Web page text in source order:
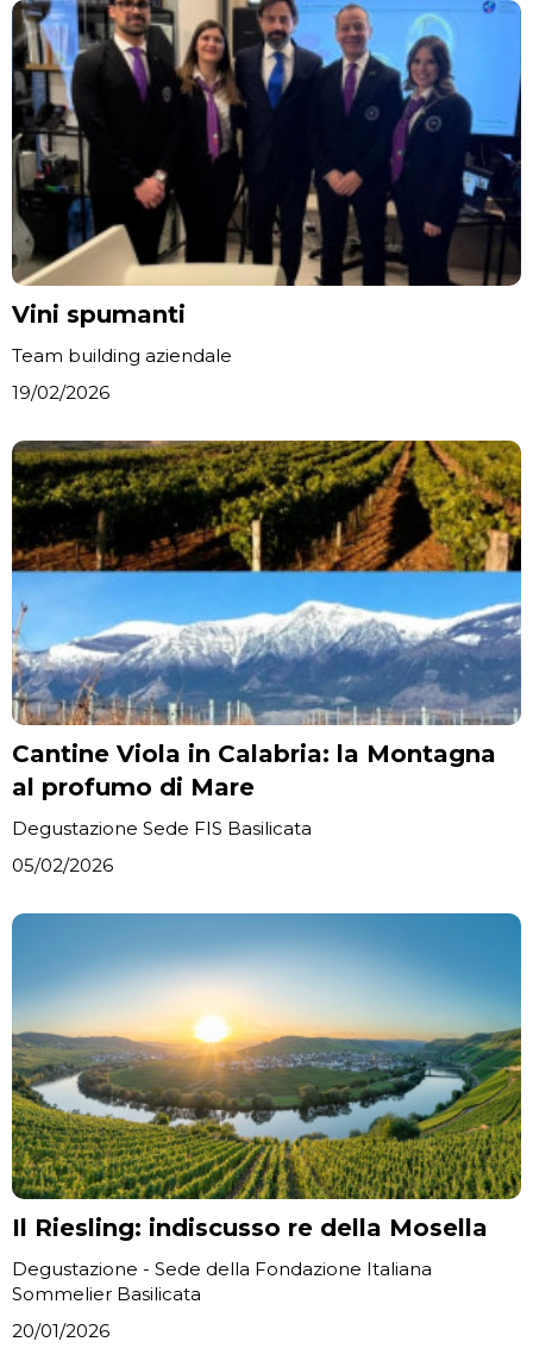
Vini spumanti
Team building aziendale
19/02/2026
Cantine Viola in Calabria: la Montagna
al profumo di Mare
Degustazione Sede FIS Basilicata
05/02/2026
Il Riesling: indiscusso re della Mosella
Degustazione - Sede della Fondazione Italiana
Sommelier Basilicata
20/01/2026